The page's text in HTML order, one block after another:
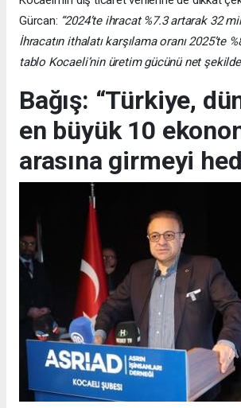
Gürcan: “2024’te ihracat %7.3 artarak 32
İhracatın ithalatı karşılama oranı 2025’te
tablo Kocaeli’nin üretim gücünü net
Bağış: “Türkiye,
en büyük 10
arasına girmeyi